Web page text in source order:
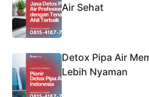
Air Sehat
Detox Pipa Air
Lebih Nyaman